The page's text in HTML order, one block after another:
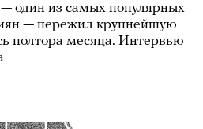
один из самых популярных
— пережил крупнейшую
полтора месяца. Интервью